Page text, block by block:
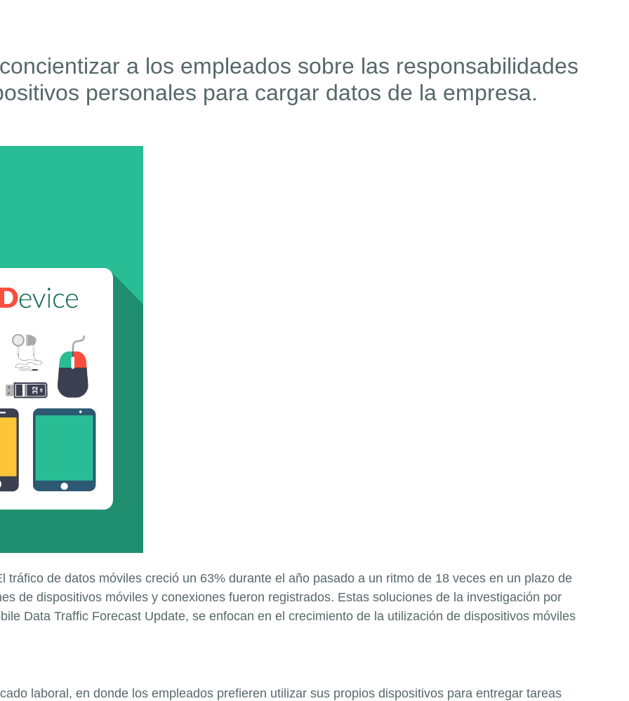
a los empleados sobre las responsabilidades
personales para cargar datos de la empresa.
tráfico de datos móviles creció un 63% durante el año pasado a un ritmo de 18 veces en un plazo de
de dispositivos móviles y conexiones fueron registrados. Estas soluciones de la investigación por
Data Traffic Forecast Update, se enfocan en el crecimiento de la utilización de dispositivos móviles
laboral, en donde los empleados prefieren utilizar sus propios dispositivos para entregar tareas